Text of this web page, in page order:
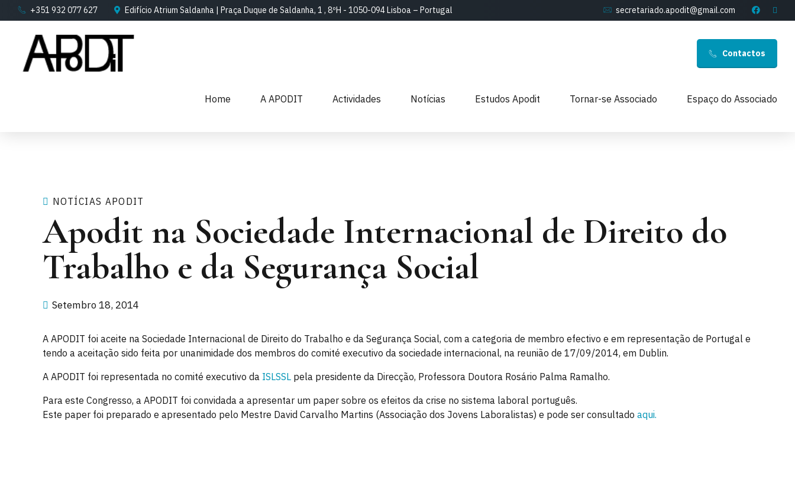
+351 932 077 627 Edifício Atrium Saldanha | Praça Duque de Saldanha, 1 , 8ºH - 1050-094 Lisboa – Portugal secretariado.apodit@gmail.com
Contactos
Home A APODIT Actividades Notícias Estudos Apodit Tornar-se Associado Espaço do Associado
NOTÍCIAS APODIT
Apodit na Sociedade Internacional de Direito do
Trabalho e da Segurança Social
Setembro 18, 2014
A APODIT foi aceite na Sociedade Internacional de Direito do Trabalho e da Segurança Social, com a categoria de membro efectivo e em representação de Portugal e
tendo a aceitação sido feita por unanimidade dos membros do comité executivo da sociedade internacional, na reunião de 17/09/2014, em Dublin.
A APODIT foi representada no comité executivo da ISLSSL pela presidente da Direcção, Professora Doutora Rosário Palma Ramalho.
Para este Congresso, a APODIT foi convidada a apresentar um paper sobre os efeitos da crise no sistema laboral português.
Este paper foi preparado e apresentado pelo Mestre David Carvalho Martins (Associação dos Jovens Laboralistas) e pode ser consultado aqui.